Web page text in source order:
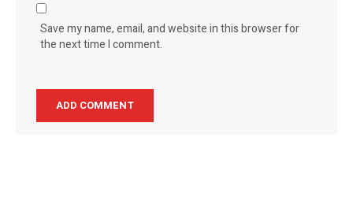
Save my name, email, and website in this browser for
the next time I comment.